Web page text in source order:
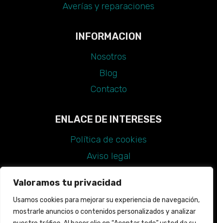
Valoramos tu privacidad
Usamos cookies para mejorar su experiencia de navegación,
mostrarle anuncios o contenidos personalizados y analizar
Averías y reparaciones
INFORMACION
Nosotros
Blog
Contacto
ENLACE DE INTERESES
Política de cookies
Aviso legal
Declaración de accesibilidad
Guía de estilo